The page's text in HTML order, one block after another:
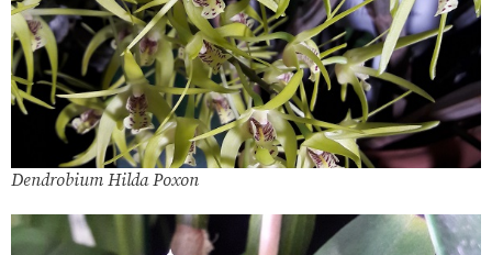
Dendrobium Hilda Poxon